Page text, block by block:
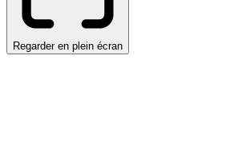
Regarder en plein écran